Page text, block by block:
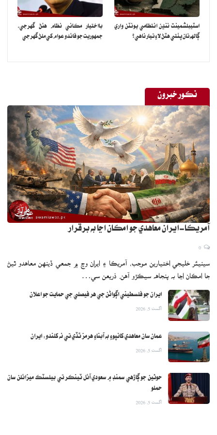
اسٽيبلشمينٽ ننڍن انتظامي يونٽن واري
ڳالهه تان پٺتي هٽڻ لاءِ تيار ناهي؟
بااختيار مڪاني نظام هئڻ گهرجي‏،
جمهوريت جو فائدو عوام کي ملڻ گهرجي
نڪور خبرون
آمريڪا-ايران معاهدي جو امڪان اڃا به برقرار
سينيئر خليجي اختيارين موجب، آمريڪا ۽ ايران وچ ۾ جمعي ڏينهن معاهدو ٿيڻ
جا امڪان اڃا به پنجاهه سيڪڙو آهن. ذريعن سي…
ايران جو فلسطيني اڳواڻن جي هر فيصلي جي حمايت جو اعلان
اگست 5, 2026
عمان سان معاهدي کانپوءِ به آبناءِ هرمز ٿڏي تي نه کلندو: ايران
اگست 5, 2026
حوثين جو ڳاڙهي سمنڊ ۾ سعودي آئل ٽينڪر تي بيلسٽڪ ميزائلن سان
حملو
اگست 5, 2026